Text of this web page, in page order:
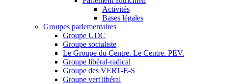
Activités
Bases légales
Groupes parlementaires
Groupe UDC
Groupe socialiste
Le Groupe du Centre. Le Centre. PEV.
Groupe libéral-radical
Groupe des VERT-E-S
Groupe vert'libéral